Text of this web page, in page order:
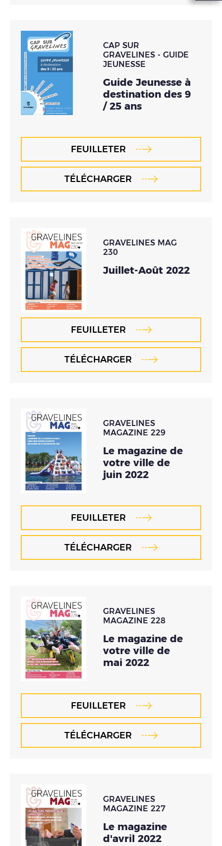
CAP SUR
GRAVELINES - GUIDE
JEUNESSE
Guide Jeunesse à
destination des 9
/ 25 ans
FEUILLETER
TÉLÉCHARGER
GRAVELINES MAG
230
Juillet-Août 2022
FEUILLETER
TÉLÉCHARGER
GRAVELINES
MAGAZINE 229
Le magazine de
votre ville de
juin 2022
FEUILLETER
TÉLÉCHARGER
GRAVELINES
MAGAZINE 228
Le magazine de
votre ville de
mai 2022
FEUILLETER
TÉLÉCHARGER
GRAVELINES
MAGAZINE 227
Le magazine
d'avril 2022